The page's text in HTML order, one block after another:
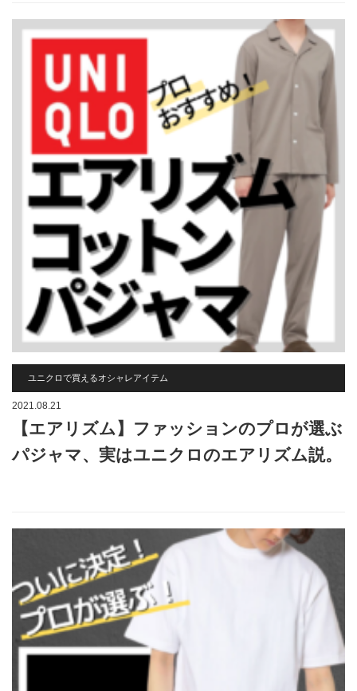
ユニクロで買えるオシャレアイテム
2021.08.21
【エアリズム】ファッションのプロが選ぶ
パジャマ、実はユニクロのエアリズム説。